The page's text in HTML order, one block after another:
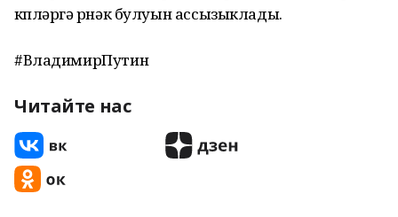
күпләргә үрнәк булуын ассызыклады.
#ВладимирПутин
Читайте нас